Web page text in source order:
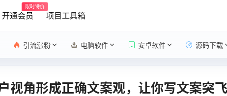
开通会员
限时特价
项目工具箱
引流涨粉 电脑软件 安卓软件 源码下载
视角形成正确文案观，让你写文案突